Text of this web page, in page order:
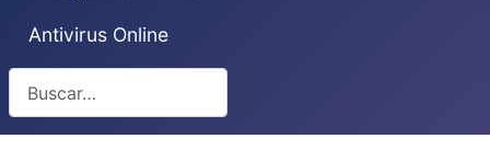
Antivirus Online